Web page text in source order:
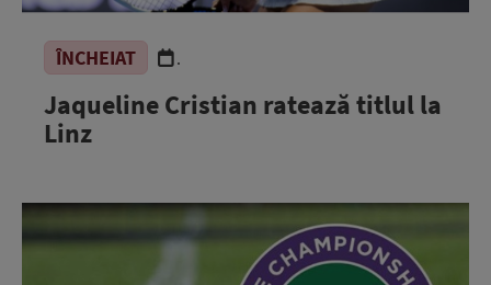
ÎNCHEIAT .
Jaqueline Cristian ratează titlul la
Linz